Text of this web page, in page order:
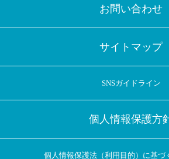
お問い合わせ
サイトマップ
SNSガイドライン
個人情報保護方
個人情報保護法（利用目的）に基づ